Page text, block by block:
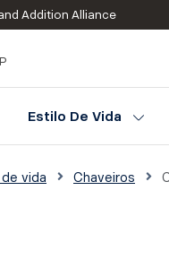
Addition Alliance
Estilo De Vida
vida Chaveiros